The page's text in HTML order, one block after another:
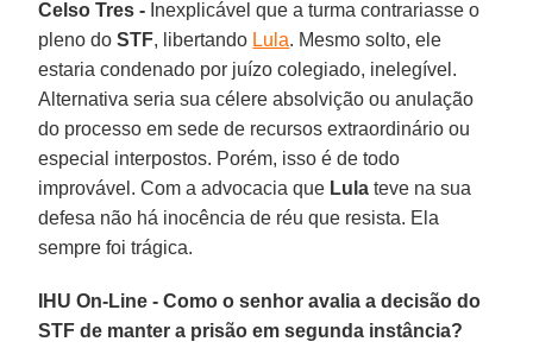
Celso Tres - Inexplicável que a turma contrariasse o
pleno doSTF, libertando Lula. Mesmo solto, ele
estaria condenado por juízo colegiado, inelegível.
Alternativa seria sua célere absolvição ou anulação
do processo em sede de recursos extraordinário ou
especial interpostos. Porém, isso é de todo
improvável. Com a advocacia que Lula teve na sua
defesa não há inocência de réu que resista. Ela
sempre foi trágica.
IHU On-Line - Como o senhor avalia a decisão do
STF de manter a prisão em segunda instância?